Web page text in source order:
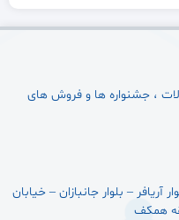
، جشنواره ها و فروش های
آریافر – بلوار جانبازان – خیابان